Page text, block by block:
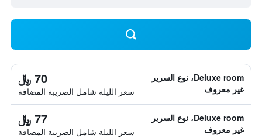
Deluxe room، نوع السرير
غير معروف
70 ﷼
سعر الليلة شامل الصريبة المضافة
Deluxe room، نوع السرير
غير معروف
77 ﷼
سعر الليلة شامل الصريبة المضافة